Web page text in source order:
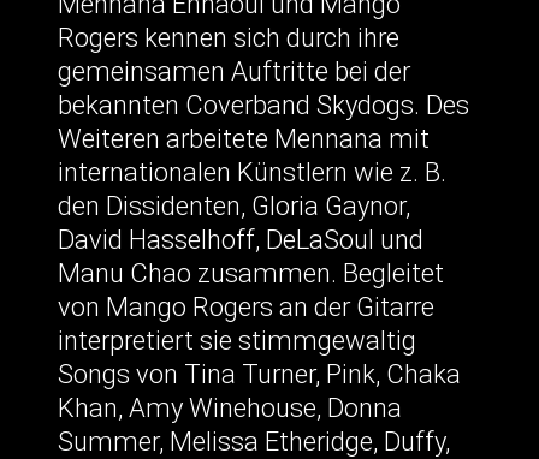
Rogers kennen sich durch ihre
gemeinsamen Auftritte bei der
bekannten Coverband Skydogs. Des
Weiteren arbeitete Mennana mit
internationalen Künstlern wie z. B.
den Dissidenten, Gloria Gaynor,
David Hasselhoff, DeLaSoul und
Manu Chao zusammen. Begleitet
von Mango Rogers an der Gitarre
interpretiert sie stimmgewaltig
Songs von Tina Turner, Pink, Chaka
Khan, Amy Winehouse, Donna
Summer, Melissa Etheridge, Duffy,